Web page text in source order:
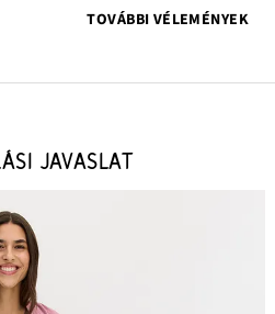
TOVÁBBI VÉLEMÉNYEK
JAVASLAT